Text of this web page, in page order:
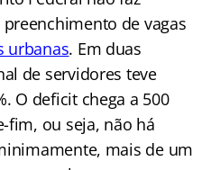
de vagas
urbanas. Em duas
de servidores teve
O deficit chega a 500
fim, ou seja, não há
mais de um